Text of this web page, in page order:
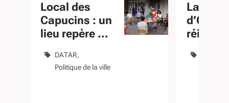
Local des
Capucins : un
lieu repère en
DATAR
Politique de la ville
La
d’Ozon